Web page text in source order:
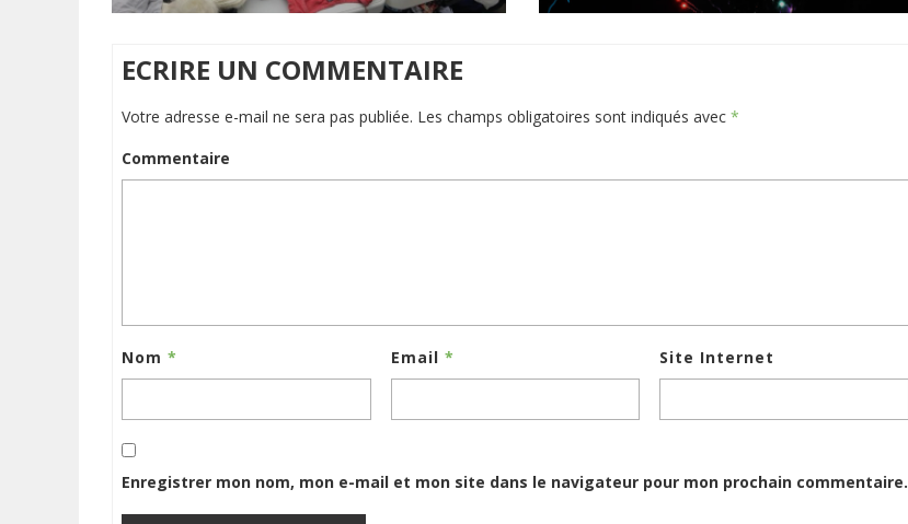
ECRIRE UN COMMENTAIRE
Votre adresse e-mail ne sera pas publiée. Les champs obligatoires sont indiqués avec *
Commentaire
Nom * Email * Site Internet
Enregistrer mon nom, mon e-mail et mon site dans le navigateur pour mon prochain commentaire.